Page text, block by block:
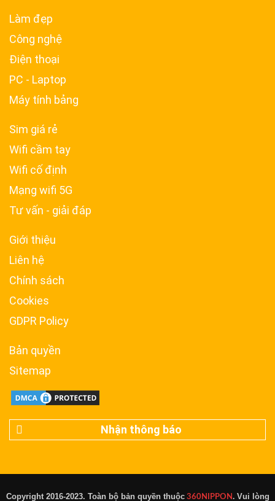
Làm đẹp
Công nghệ
Điện thoại
PC - Laptop
Máy tính bảng
Sim giá rẻ
Wifi cầm tay
Wifi cố định
Mạng wifi 5G
Tư vấn - giải đáp
Giới thiệu
Liên hệ
Chính sách
Cookies
GDPR Policy
Bản quyền
Sitemap
Nhận thông báo
Copyright 2016-2023. Toàn bộ bản quyền thuộc360NIPPON.Vui lòng